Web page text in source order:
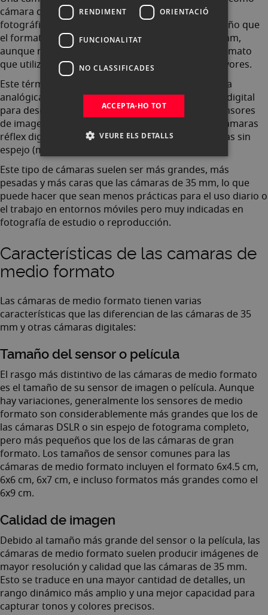
cámara de medio formato, es un tipo de cámara
fotográfica que utiliza una película de mayor tamaño que
el formato más usual de 35 mm ,que es de 24x36mm,
aunque más pequeños que el formato de gran formato
que utiliza películas de 4x5 pulgadas o incluso mayores.
Este término se originó en la época de la fotografía
analógica, pero también se utiliza en la fotografía digital
para describir sistemas de cámaras que tienen sensores
de imagen más grandes que los sensores de las cámaras
réflex digitales convencionales (DSLR) o las cámaras sin
espejo (mirrorless).
Este tipo de cámaras suelen ser más grandes, más
pesadas y más caras que las cámaras de 35 mm, lo que
puede hacer que sean menos prácticas para el uso diario o
el trabajo en entornos móviles pero muy indicadas en
fotografía de estudio o reproducción.
Características de las camaras de
medio formato
Las cámaras de medio formato tienen varias
características que las diferencian de las cámaras de 35
mm y otras cámaras digitales:
Tamaño del sensor o película
El rasgo más distintivo de las cámaras de medio formato
es el tamaño de su sensor de imagen o película. Aunque
hay variaciones, generalmente los sensores de medio
formato son considerablemente más grandes que los de
las cámaras DSLR o sin espejo de fotograma completo,
pero más pequeños que los de las cámaras de gran
formato. Los tamaños de sensor comunes para las
cámaras de medio formato incluyen el formato 6x4.5 cm,
6x6 cm, 6x7 cm, e incluso formatos más grandes como el
6x9 cm.
Calidad de imagen
Debido al tamaño más grande del sensor o la película, las
cámaras de medio formato suelen producir imágenes de
mayor resolución y calidad que las cámaras de 35 mm.
Esto se traduce en una mayor cantidad de detalles, un
rango dinámico más amplio y una mejor capacidad para
capturar tonos y colores precisos.
RENDIMENT ORIENTACIÓ
FUNCIONALITAT
NO CLASSIFICADES
ACCEPTA-HO TOT
VEURE ELS DETALLS